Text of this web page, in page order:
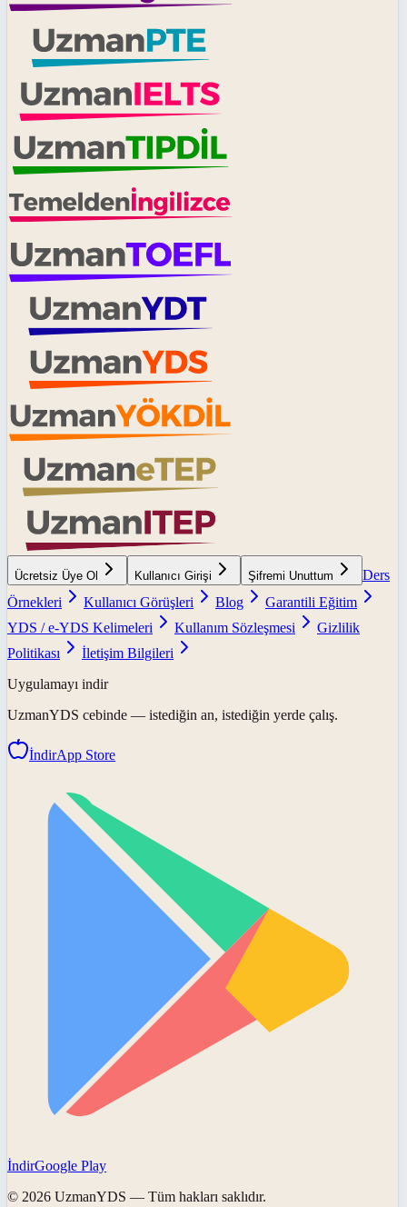
Ücretsiz Üye Ol Kullanıcı Girişi Şifremi Unuttum
Ders
Örnekleri
Kullanıcı Görüşleri Blog
Garantili Eğitim
YDS / e-YDS Kelimeleri
Kullanım Sözleşmesi
Gizlilik
Politikası
İletişim Bilgileri
Uygulamayı indir
UzmanYDS cebinde — istediğin an, istediğin yerde çalış.
İndirApp Store
İndirGoogle Play
© 2026 UzmanYDS — Tüm hakları saklıdır.